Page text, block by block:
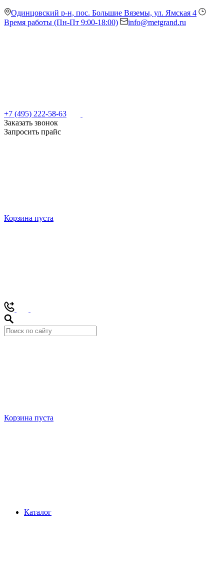
Одинцовский р-н, пос. Большие Вяземы, ул. Ямская 4
Время работы (Пн-Пт 9:00-18:00)
info@metgrand.ru
+7 (495) 222-58-63
Заказать звонок
Запросить прайс
Корзина пуста
Корзина пуста
Каталог